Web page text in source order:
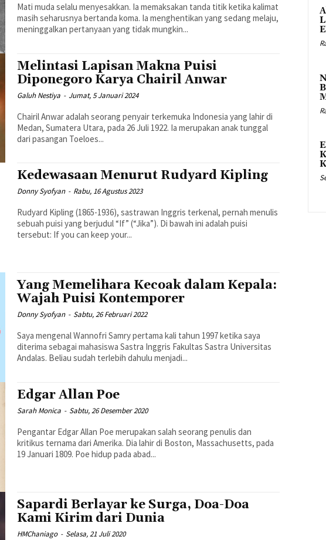
Mati muda selalu menyesakkan. Ia memaksakan tanda titik ketika kalimat
masih seharusnya bertanda koma. Ia menghentikan yang sedang melaju,
meninggalkan pertanyaan yang tidak mungkin...
Melintasi Lapisan Makna Puisi
Diponegoro Karya Chairil Anwar
Galuh Nestiya - Jumat, 5 Januari 2024
Chairil Anwar adalah seorang penyair terkemuka Indonesia yang lahir di
Medan, Sumatera Utara, pada 26 Juli 1922. Ia merupakan anak tunggal
dari pasangan Toeloes...
Kedewasaan Menurut Rudyard Kipling
Donny Syofyan - Rabu, 16 Agustus 2023
Rudyard Kipling (1865-1936), sastrawan Inggris terkenal, pernah menulis
sebuah puisi yang berjudul “If” (“Jika”). Di bawah ini adalah puisi
tersebut: If you can keep your...
Yang Memelihara Kecoak dalam Kepala:
Wajah Puisi Kontemporer
Donny Syofyan - Sabtu, 26 Februari 2022
Saya mengenal Wannofri Samry pertama kali tahun 1997 ketika saya
diterima sebagai mahasiswa Sastra Inggris Fakultas Sastra Universitas
Andalas. Beliau sudah terlebih dahulu menjadi...
Edgar Allan Poe
Sarah Monica - Sabtu, 26 Desember 2020
Pengantar Edgar Allan Poe merupakan salah seorang penulis dan
kritikus ternama dari Amerika. Dia lahir di Boston, Massachusetts, pada
19 Januari 1809. Poe hidup pada abad...
Sapardi Berlayar ke Surga, Doa-Doa
Kami Kirim dari Dunia
HMChaniago - Selasa, 21 Juli 2020